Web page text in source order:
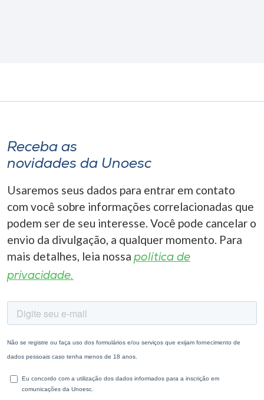
Receba as
novidades da Unoesc
Usaremos seus dados para entrar em contato
com você sobre informações correlacionadas que
podem ser de seu interesse. Você pode cancelar o
envio da divulgação, a qualquer momento. Para
mais detalhes, leia nossa política de
privacidade.